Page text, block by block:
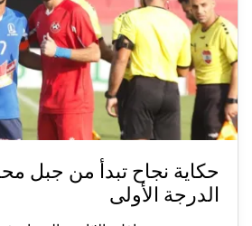
حكاية نجاح تبدأ من جبل
الدرجة الأولى